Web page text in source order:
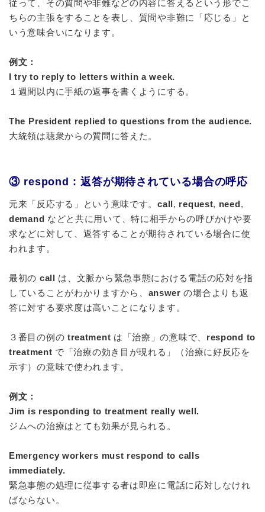
従って、その質問や非難などの内容に答えるという形でこ
ちらの主張をすることを表し、質問や非難に「応じる」と
いう意味合いになります。
例文：
I try to reply to letters within a week.
１週間以内に手紙の返事を書くようにする。
The President replied to questions from the audience.
大統領は聴衆からの質問に答えた。
③ respond : 返答が期待されている場合の呼応
元来「反応する」という意味です。call, request, need,
demand などと共に用いて、特に相手からの呼びかけや要
求などに対して、返答することが期待されている場合に使
われます。
最初の call は、文脈から緊急事態における電話の応対を指
していることがわかりますから、 answer の場合よりも返
答に対する要求度は高いことになります。
３番目の例の treatment は「治療」の意味で、 respond to
treatment で「治療の効き目が現れる」（治療に好反応を
示す）の意味で使われます。
例文：
Jim is responding to treatment really well.
ジムへの治療はとても効果が見られる。
Emergency workers must respond to calls
immediately.
緊急事態の処理に従事する者は即座に電話に応対しなけれ
ばならない。